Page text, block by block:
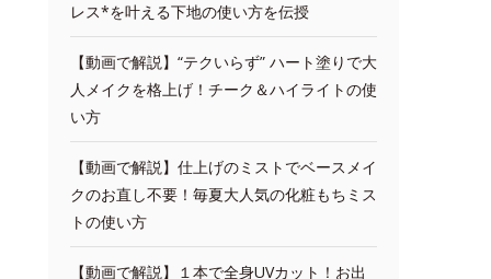
レス*を叶える下地の使い方を伝授
【動画で解説】“テクいらず” ハート塗りで大
人メイクを格上げ！チーク＆ハイライトの使
い方
【動画で解説】仕上げのミストでベースメイ
クのお直し不要！毎夏大人気の化粧もちミス
トの使い方
【動画で解説】１本で全身UVカット！お出